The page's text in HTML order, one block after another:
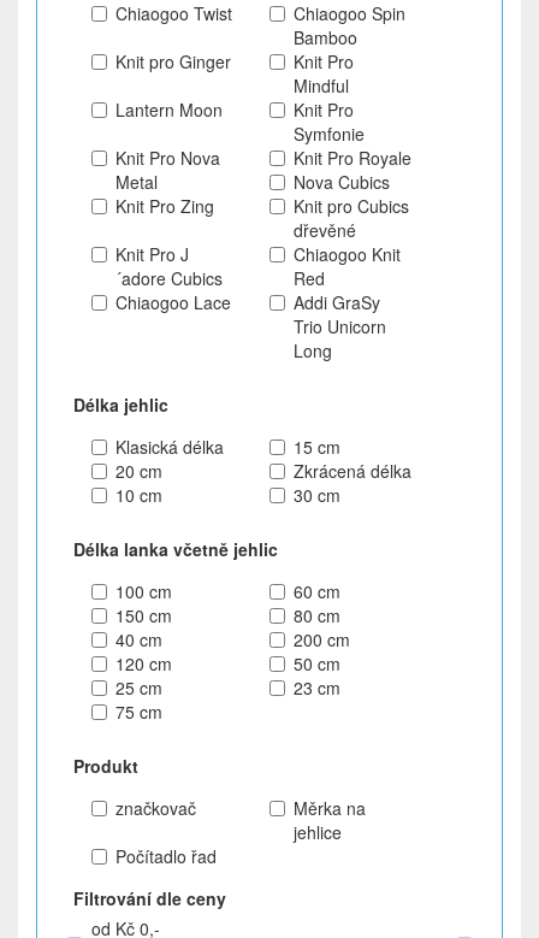
Chiaogoo Twist
Chiaogoo Spin
Bamboo
Knit pro Ginger
Knit Pro
Mindful
Lantern Moon
Knit Pro
Symfonie
Knit Pro Nova
Metal
Knit Pro Royale
Nova Cubics
Knit Pro Zing
Knit pro Cubics
dřevěné
Knit Pro J
´adore Cubics
Chiaogoo Knit
Red
Chiaogoo Lace
Addi GraSy
Trio Unicorn
Long
Délka jehlic
Klasická délka
15 cm
20 cm
Zkrácená délka
10 cm
30 cm
Délka lanka včetně jehlic
100 cm
60 cm
150 cm
80 cm
40 cm
200 cm
120 cm
50 cm
25 cm
23 cm
75 cm
Produkt
značkovač
Měrka na
jehlice
Počítadlo řad
Filtrování dle ceny
od Kč 0,-